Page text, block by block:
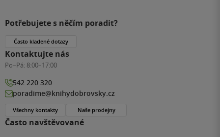
Často navštěvované
Potřebujete s něčím poradit?
Často kladené dotazy
Kontaktujte nás
Po–Pá: 8:00–17:00
542 220 320
poradime@knihydobrovsky.cz
Všechny kontakty Naše prodejny